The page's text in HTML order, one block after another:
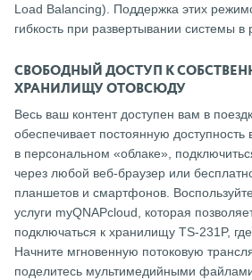
Load Balancing). Поддержка этих
гибкость при развертывании системы в
СВОБОДНЫЙ ДОСТУП К
ХРАНИЛИЩУ ОТОВСЮДУ
Весь ваш контент доступен вам в
обеспечивает постоянную
в персональном «облаке»,
через любой веб-браузер или
планшетов и смартфонов.
услуги myQNAPcloud, которая
подключаться к хранилищу TS-231P,
Начните мгновенную потоковую
поделитесь мультимедийными